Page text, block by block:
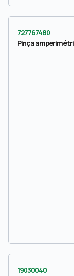
727767480
Pinça
19030040